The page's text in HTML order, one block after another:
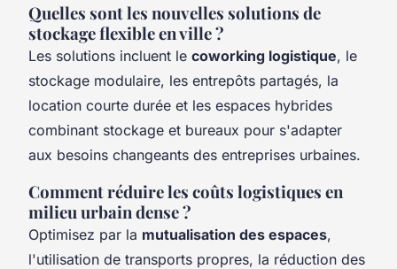
Quelles sont les nouvelles solutions de
stockage flexible en ville ?
Les solutions incluent le coworking logistique, le
stockage modulaire, les entrepôts partagés, la
location courte durée et les espaces hybrides
combinant stockage et bureaux pour s'adapter
aux besoins changeants des entreprises urbaines.
Comment réduire les coûts logistiques en
milieu urbain dense ?
Optimisez par la mutualisation des espaces,
l'utilisation de transports propres, la réduction des